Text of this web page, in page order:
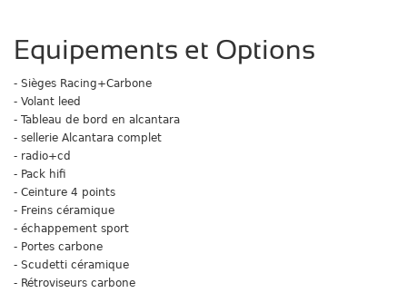
Equipements et Options
- Sièges Racing+Carbone
- Volant leed
- Tableau de bord en alcantara
- sellerie Alcantara complet
- radio+cd
- Pack hifi
- Ceinture 4 points
- Freins céramique
- échappement sport
- Portes carbone
- Scudetti céramique
- Rétroviseurs carbone